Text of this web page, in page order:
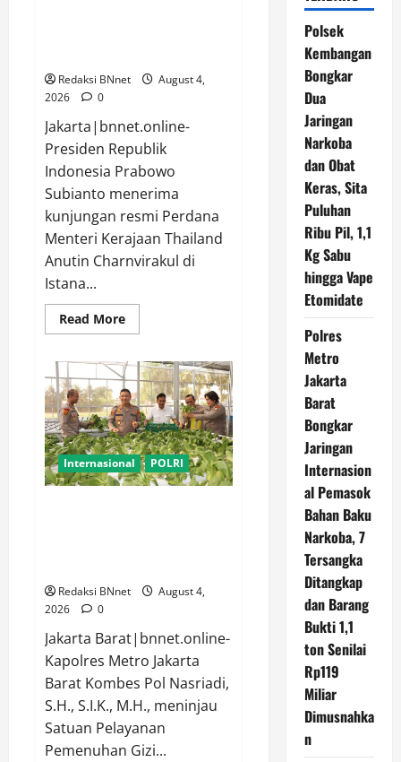
Redaksi BNnet
August 4,
2026
0
Jakarta|bnnet.online-
Presiden Republik
Indonesia Prabowo
Subianto menerima
kunjungan resmi Perdana
Menteri Kerajaan Thailand
Anutin Charnvirakul di
Istana...
Read MoreRead
more
Prabowo
Terima
Kunjungan
Resmi
PM
Thailand
Anutin
Charnvirakul,
Sepakati
Kemitraan
Internasional POLRI
Redaksi BNnet
August 4,
2026
0
Jakarta Barat|bnnet.online-
Kapolres Metro Jakarta
Barat Kombes Pol Nasriadi,
S.H., S.I.K., M.H., meninjau
Satuan Pelayanan
Pemenuhan Gizi...
Polsek
Kembangan
Bongkar
Dua
Jaringan
Narkoba
dan Obat
Keras, Sita
Puluhan
Ribu Pil, 1,1
Kg Sabu
hingga Vape
Etomidate
Polres
Metro
Jakarta
Barat
Bongkar
Jaringan
Internasion
al Pemasok
Bahan Baku
Narkoba, 7
Tersangka
Ditangkap
dan Barang
Bukti 1,1
ton Senilai
Rp119
Miliar
Dimusnahka
n